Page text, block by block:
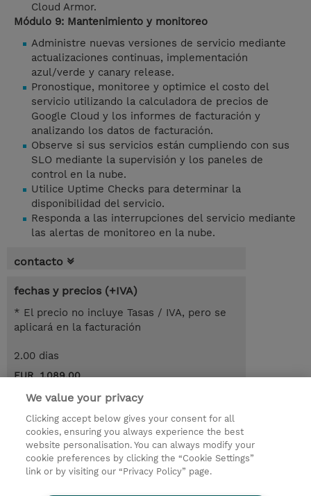
Cloud Armor.
Módulo 9: Mantenimiento y monitoreo
Administre nuevas versiones de servicio mediante
actualizaciones continuas, implementación
azul/verde y canary release.
Pronostique, monitoree y optimice el costo del
servicio utilizando la calculadora de precios de
Google Cloud y los informes de facturación y
analizando los datos de facturación.
Observe si sus servicios están cumpliendo con sus
SLO mediante la supervisión y los paneles de
control en la nube.
Utilice Uptime Checks para determinar la
disponibilidad del servicio.
Responda a las interrupciones del servicio mediante
las alertas de monitoreo en la nube.
contacto
fechas y precios (+IVA)
* El precio no incluye Tasas / IVA, pero se
aplicará en la facturación
2.00 dias
EUR 1.089,00
demanda un curso / on-site training
© 2026 TD SYNNEX
Condiciones Generales
Ethics and Compliance
We value your privacy
Clicking accept below gives your consent for all
cookies, ensuring you always experience the best
website personalisation. You can always modify your
cookie preferences by clicking the “Cookie Settings”
link or by visiting our “Privacy Policy” page.